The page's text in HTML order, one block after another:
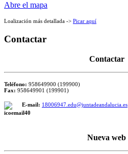
Abre el mapa
Loalización más detallada -> Picar aquí
Contactar
Contactar
Teléfono: 958649900 (199900)
Fax: 958649901 (199901)
E-mail: 18006947.edu@juntadeandalucia.es
Nueva web